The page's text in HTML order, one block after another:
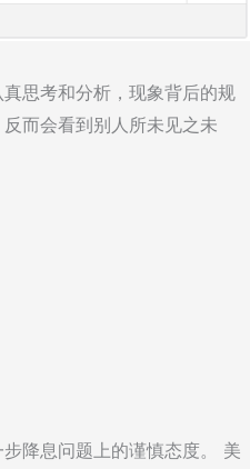
思考和分析，现象背后的规
而会看到别人所未见之未
降息问题上的谨慎态度。 美